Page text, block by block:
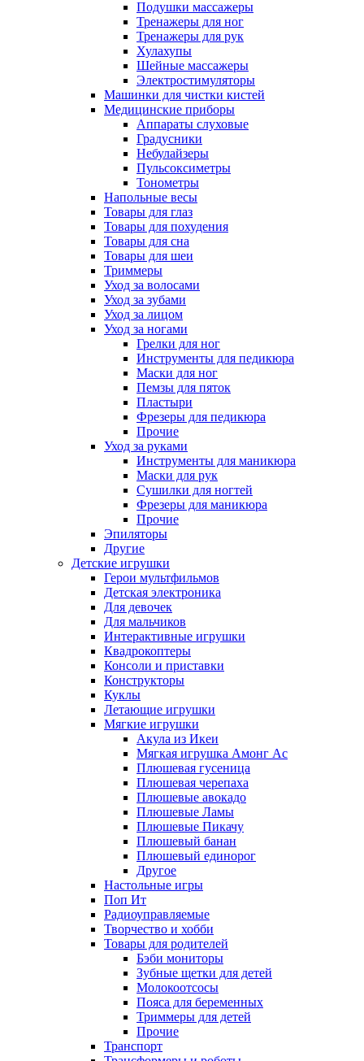
Подушки массажеры
Тренажеры для ног
Тренажеры для рук
Хулахупы
Шейные массажеры
Электростимуляторы
Машинки для чистки кистей
Медицинские приборы
Аппараты слуховые
Градусники
Небулайзеры
Пульсоксиметры
Тонометры
Напольные весы
Товары для глаз
Товары для похудения
Товары для сна
Товары для шеи
Триммеры
Уход за волосами
Уход за зубами
Уход за лицом
Уход за ногами
Грелки для ног
Инструменты для педикюра
Маски для ног
Пемзы для пяток
Пластыри
Фрезеры для педикюра
Прочие
Уход за руками
Инструменты для маникюра
Маски для рук
Сушилки для ногтей
Фрезеры для маникюра
Прочие
Эпиляторы
Другие
Детские игрушки
Герои мультфильмов
Детская электроника
Для девочек
Для мальчиков
Интерактивные игрушки
Квадрокоптеры
Консоли и приставки
Конструкторы
Куклы
Летающие игрушки
Мягкие игрушки
Акула из Икеи
Мягкая игрушка Амонг Ас
Плюшевая гусеница
Плюшевая черепаха
Плюшевые авокадо
Плюшевые Ламы
Плюшевые Пикачу
Плюшевый банан
Плюшевый единорог
Другое
Настольные игры
Поп Ит
Радиоуправляемые
Творчество и хобби
Товары для родителей
Бэби мониторы
Зубные щетки для детей
Молокоотсосы
Пояса для беременных
Триммеры для детей
Прочие
Транспорт